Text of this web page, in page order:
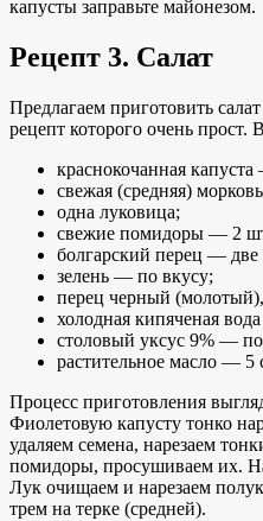
капусты заправьте майонезом.
Рецепт 3. Салат
Предлагаем приготовить
рецепт которого очень прост.
краснокочанная
свежая (средняя)
одна луковица;
свежие помидоры — 2
болгарский перец —
зелень — по вкусу;
перец черный
холодная кипяченая
столовый уксус 9% —
растительное масло — 5
Процесс приготовления
Фиолетовую капусту тонко
удаляем семена, нарезаем
помидоры, просушиваем их.
Лук очищаем и нарезаем
трем на терке (средней).